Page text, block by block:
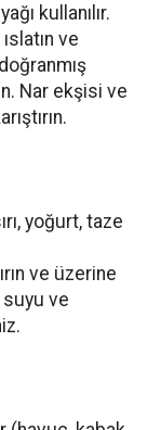
kullanılır.
ve
Nar ekşisi ve
yoğurt, taze
ve üzerine
ve